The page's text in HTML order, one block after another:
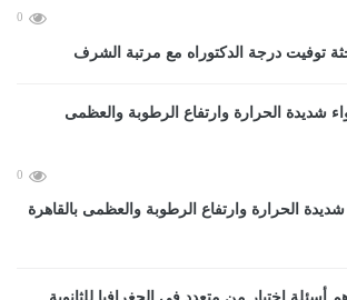
0
توفيت درجة الدكتوراه مع مرتبة الشرف
0
الحرارة وارتفاع الرطوبة والعظمى بالقاهرة